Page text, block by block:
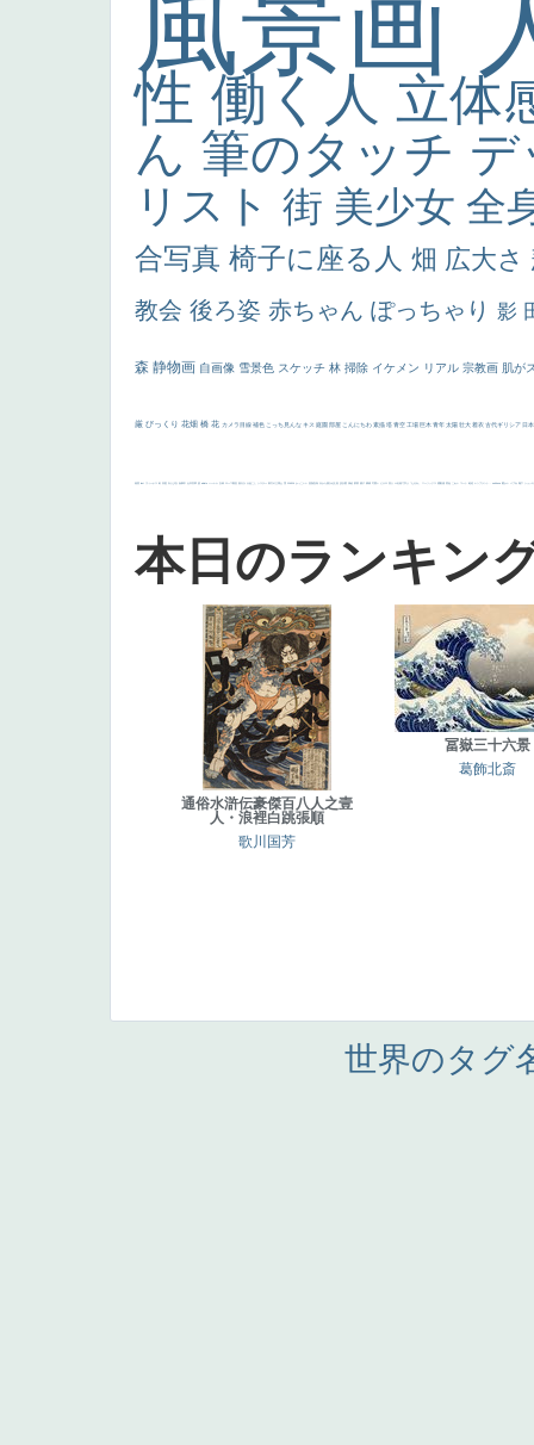
風景画
性 働く人 立体
ん 筆のタッチ
リスト 街 美少女 全
合写真 椅子に座る人 畑 広大さ
教会 後ろ姿 赤ちゃん ぽっちゃり 影
森 静物画 自画像 雪景色 スケッチ 林 掃除 イケメン リアル 宗教画 肌が
厳 びっくり 花畑 橋 花 カメラ目線 補色 こっち見んな キス 庭園 部屋 こんにちわ 素描 塔 青空 工場 巨木 青年 太陽 壮大 着衣 古代ギリシア 日
画質 last ヴィーナス 剣 白人少女 食事中 山本芳翠 麦 alciato ハーレム 女神 ローマ教皇 奥行き 火起こし シスター 東方の三博士 114514 かっこいい 受胎告知 天から覗き込む顔 設計図 挿絵 群衆 親子 裸婦 可愛い ピサロ ＃名画で学ぶ「たるみ」 ニーソックス 躍動感 黄色 こわい コート 畦道 レンブラント・ sekkusu 暖かい バブみ 靴下 ショッ
本日のランキン
通俗水滸伝豪傑百八人之壹
人・浪裡白跳張順
歌川国芳
冨嶽三十六景
葛飾北斎
世界のタグ